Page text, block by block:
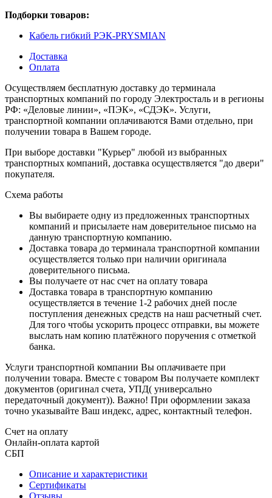
Подборки товаров:
Кабель гибкий РЭК-PRYSMIAN
Доставка
Оплата
Осуществляем бесплатную доставку до терминала
транспортных компаний по городу Электросталь и в регионы
РФ: «Деловые линии», «ПЭК», «СДЭК». Услуги,
транспортной компании оплачиваются Вами отдельно, при
получении товара в Вашем городе.
При выборе доставки "Курьер" любой из выбранных
транспортных компаний, доставка осуществляется "до двери"
покупателя.
Схема работы
Вы выбираете одну из предложенных транспортных
компаний и присылаете нам доверительное письмо на
данную транспортную компанию.
Доставка товара до терминала транспортной компании
осуществляется только при наличии оригинала
доверительного письма.
Вы получаете от нас счет на оплату товара
Доставка товара в транспортную компанию
осуществляется в течение 1-2 рабочих дней после
поступления денежных средств на наш расчетный счет.
Для того чтобы ускорить процесс отправки, вы можете
выслать нам копию платёжного поручения с отметкой
банка.
Услуги транспортной компании Вы оплачиваете при
получении товара. Вместе с товаром Вы получаете комплект
документов (оригинал счета, УПД( универсально
передаточный документ)). Важно! При оформлении заказа
точно указывайте Ваш индекс, адрес, контактный телефон.
Счет на оплату
Онлайн-оплата картой
СБП
Описание и характеристики
Сертификаты
Отзывы